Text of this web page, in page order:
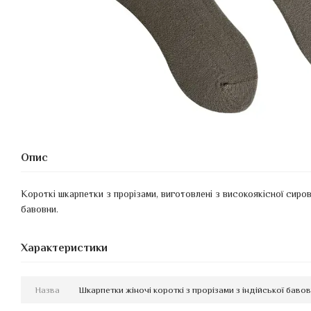
Опис
Kороткі шкарпетки з прорізами, виготовлені з високоякісної
бавовни.
Характеристики
Назва Шкарпетки жіночі короткі з прорізами з індійської